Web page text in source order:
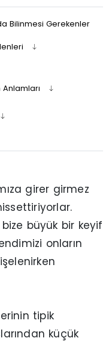
Bilinmesi Gerekenler
Anlamları
girer girmez
büyük bir keyif
onların
tipik
küçük